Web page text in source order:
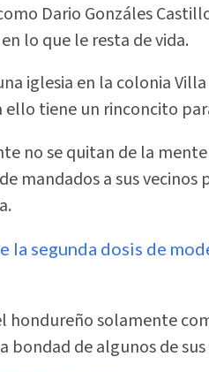
Dario Gonzáles
lo que le resta de vida.
iglesia en la colonia
ello tiene un rinconcito
no se quitan de la
mandados a sus vecinos
la segunda dosis de
hondureño solamente
de algunos de sus